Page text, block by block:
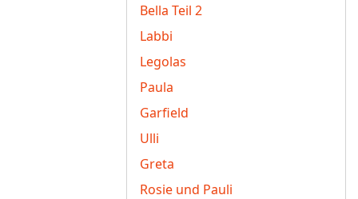
Bella Teil 2
Labbi
Legolas
Paula
Garfield
Ulli
Greta
Rosie und Pauli